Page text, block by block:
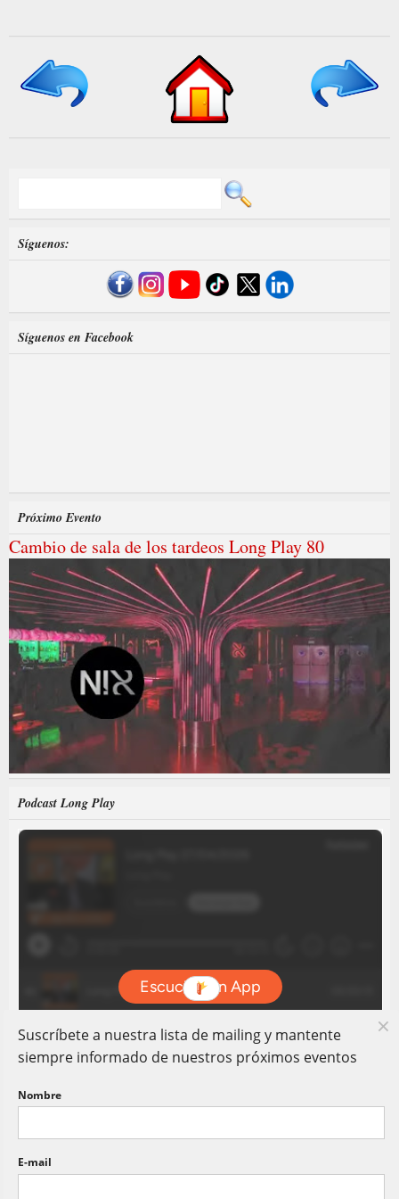
Síguenos:
Síguenos en Facebook
Próximo Evento
Cambio de sala de los tardeos Long Play 80
Podcast Long Play
Suscríbete a nuestra lista de mailing y mantente
siempre informado de nuestros próximos eventos
Nombre
E-mail